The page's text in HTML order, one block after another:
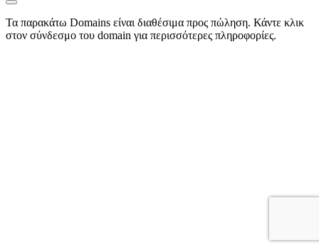
Τα παρακάτω Domains είναι διαθέσιμα προς πώληση. Κάντε κλικ
στον σύνδεσμο του domain για περισσότερες πληροφορίες.